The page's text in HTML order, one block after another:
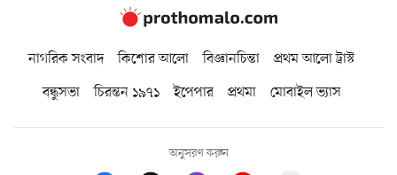
নাগরিক সংবাদ কিশোর আলো বিজ্ঞানচিন্তা
প্রথম আলো ট্রাস্ট
বন্ধুসভা
চিরন্তন ১৯৭১ ইপেপার প্রথমা মোবাইল ভ্যাস
অনুসরণ করুন